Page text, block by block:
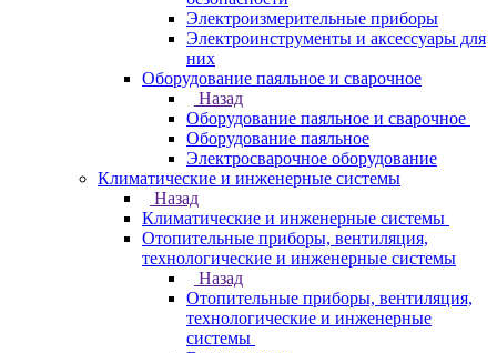
Электроизмерительные приборы
Электроинструменты и аксессуары для
них
Оборудование паяльное и сварочное
Назад
Оборудование паяльное и сварочное
Оборудование паяльное
Электросварочное оборудование
Климатические и инженерные системы
Назад
Климатические и инженерные системы
Отопительные приборы, вентиляция,
технологические и инженерные системы
Назад
Отопительные приборы, вентиляция,
технологические и инженерные
системы